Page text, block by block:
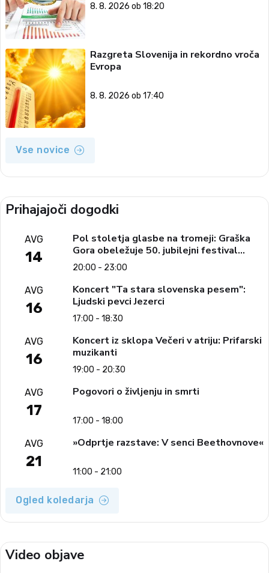
8. 8. 2026 ob 18:20
Razgreta Slovenija in rekordno vroča
Evropa
8. 8. 2026 ob 17:40
Vse novice
Prihajajoči dogodki
AVG
14
Pol stoletja glasbe na tromeji: Graška
Gora obeležuje 50. jubilejni festival
narodno-zabavne glasbe
20:00 - 23:00
AVG
16
Koncert "Ta stara slovenska pesem":
Ljudski pevci Jezerci
17:00 - 18:30
AVG
16
Koncert iz sklopa Večeri v atriju: Prifarski
muzikanti
19:00 - 20:30
AVG
17
Pogovori o življenju in smrti
17:00 - 18:00
AVG
21
»Odprtje razstave: V senci Beethovnove«
11:00 - 21:00
Ogled koledarja
Video objave